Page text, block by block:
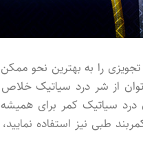
را به بهترین نحو ممکن
از شر درد سیاتیک
درد سیاتیک کمر برای
طبی نیز استفاده